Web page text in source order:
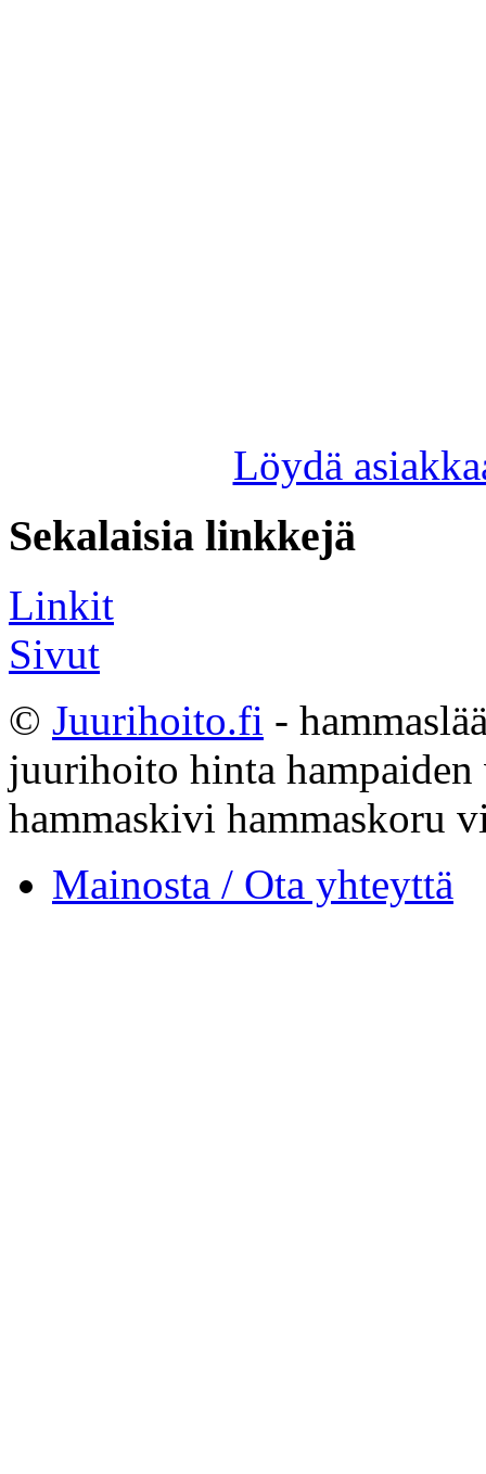
Löydä
Sekalaisia linkkejä
Linkit
Sivut
© Juurihoito.fi -
juurihoito hinta hampaiden
hammaskivi hammaskoru
Mainosta / Ota yhteyttä